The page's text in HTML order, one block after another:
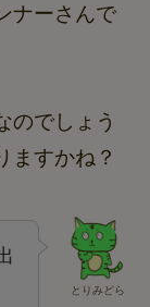
ナーさんで
のでしょう
ますかね？
とりみどら